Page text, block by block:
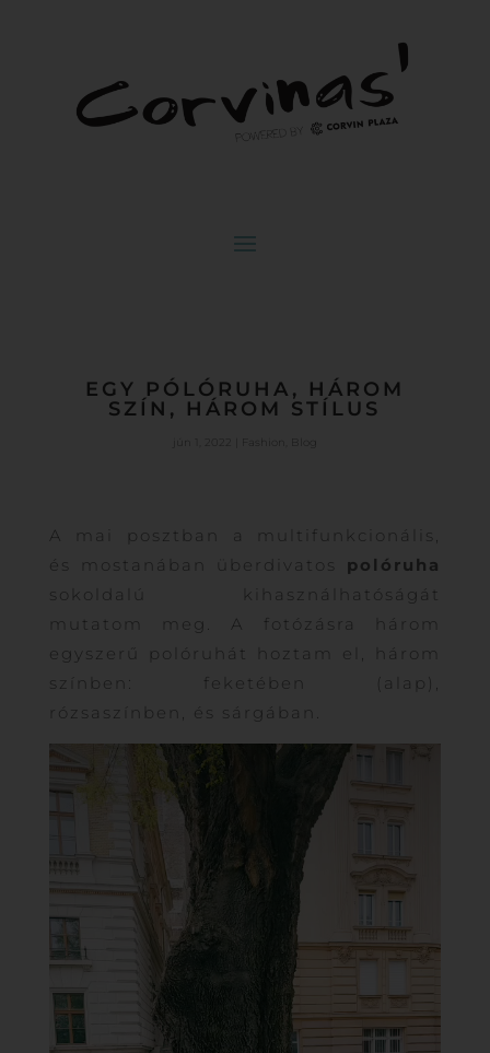
EGY PÓLÓRUHA, HÁROM
SZÍN, HÁROM STÍLUS
Blog
A mai posztban a multifunkcionális,
és mostanában überdivatos polóruha
sokoldalú kihasználhatóságát
mutatom meg. A fotózásra három
egyszerű polóruhát hoztam el, három
színben: feketében (alap),
rózsaszínben, és sárgában.